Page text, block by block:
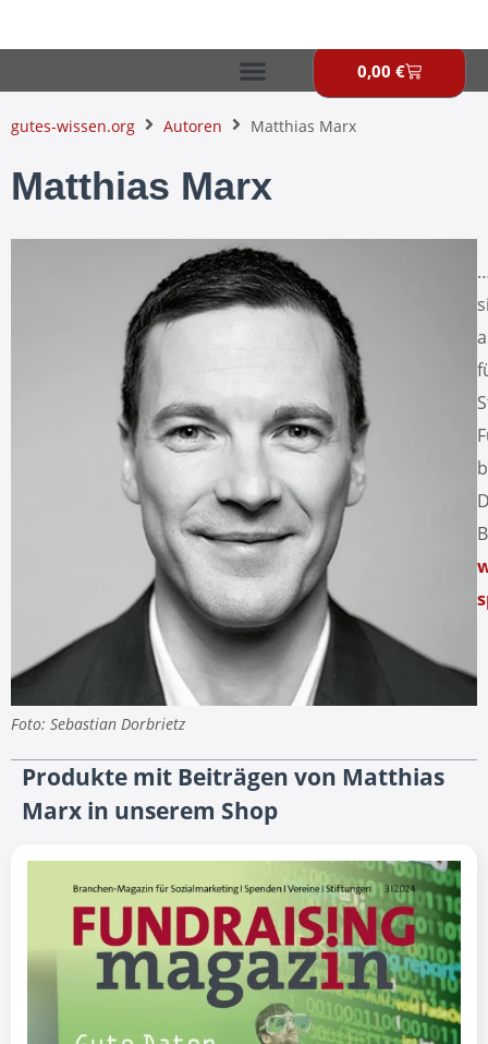
0,00 €
gutes-wissen.org Autoren Matthias Marx
Matthias Marx
Foto: Sebastian Dorbrietz
Produkte mit Beiträgen von Matthias
Marx in unserem Shop